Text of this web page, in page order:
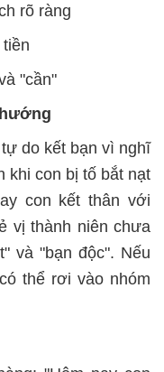
rõ ràng
"cần"
do kết bạn vì nghĩ
khi con bị tố bắt nạt
con kết thân với
vị thành niên chưa
và "bạn độc". Nếu
thể rơi vào nhóm